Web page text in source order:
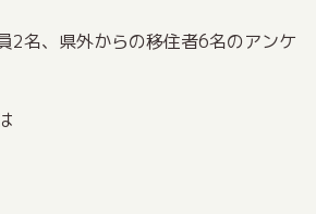
2名、県外からの移住者6名のアンケ